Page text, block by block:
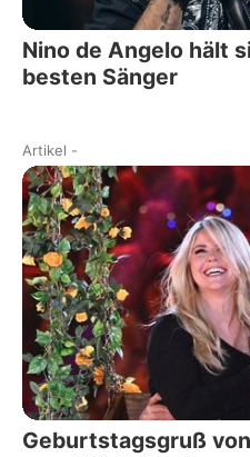
Nino de Angelo hält
besten Sänger
Artikel -
Geburtstagsgruß